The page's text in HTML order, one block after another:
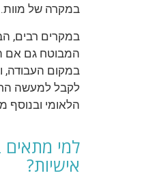
במקרה של מוות.
במקרים רבים,
המבוטח גם אם
במקום העבודה,
לקבל למעשה
הלאומי ובנוסף
למי מתאים
אישיות?